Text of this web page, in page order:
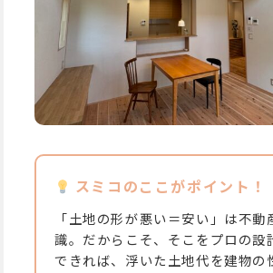
スミコのここがポイント！
「土地の形が悪い＝安い」は不動
識。だからこそ、そこをプロの設
できれば、浮いた土地代を建物の